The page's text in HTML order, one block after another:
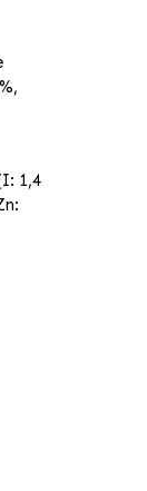
1,4